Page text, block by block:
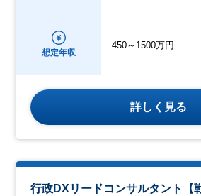
想定年収
450～1500万円
詳しく見る
行政DXリードコンサルタント【